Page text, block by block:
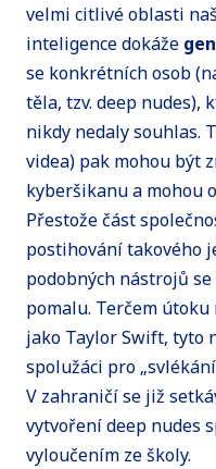
velmi citlivé oblasti
inteligence dokáže
se konkrétních osob
těla, tzv. deep nudes),
nikdy nedaly souhlas.
videa) pak mohou být
kyberšikanu a mohou
Přestože část
postihování takového
podobných nástrojů
pomalu. Terčem
jako Taylor Swift, tyto
spolužáci pro
V zahraničí se již
vytvoření deep nudes
vyloučením ze školy.